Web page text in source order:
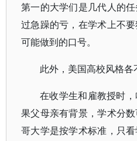
第一的大学们是几代人的
过急躁的亏，在学术上不
可能做到的口号。
此外，美国高校风格各
在收学生和雇教授时
果父母亲有背景，学术分
哥大学是按学术标准，只